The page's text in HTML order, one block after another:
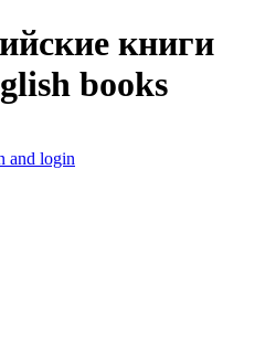
книги
books
and login